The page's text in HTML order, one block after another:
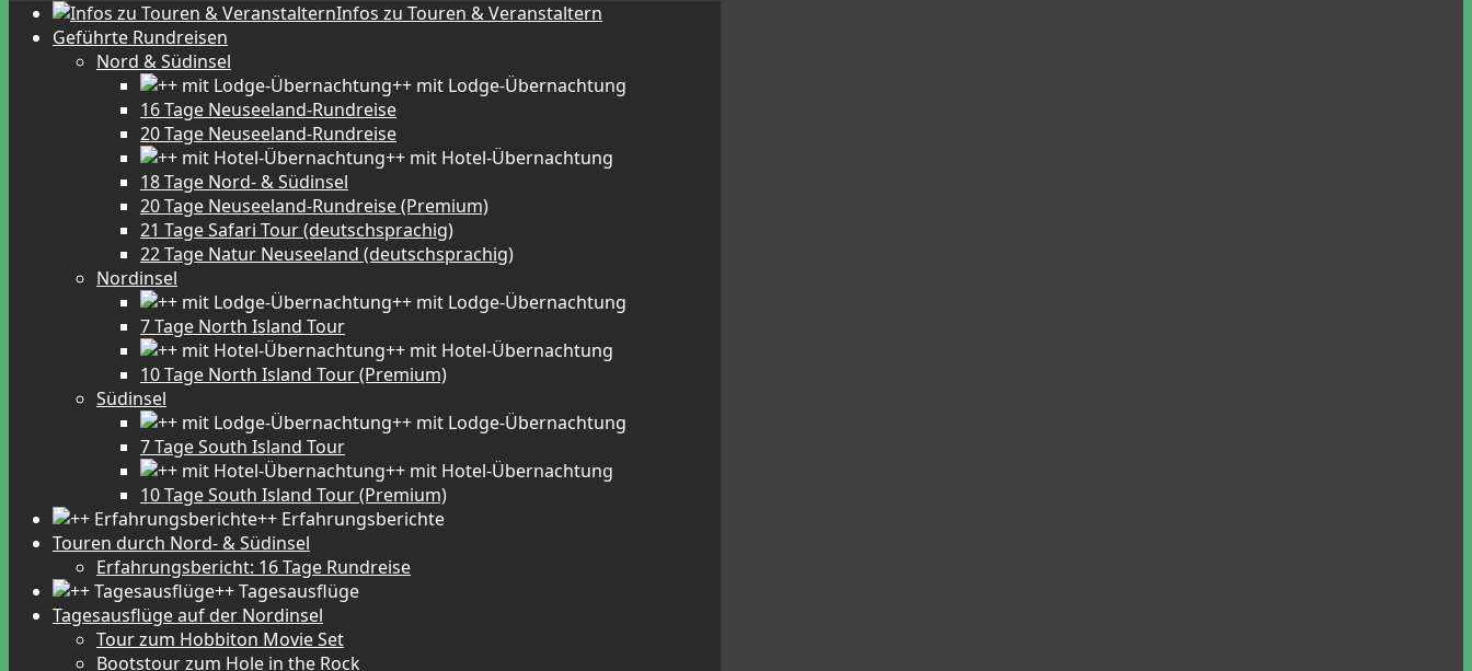
Infos zu Touren & Veranstaltern
Geführte Rundreisen
Nord & Südinsel
++ mit Lodge-Übernachtung
16 Tage Neuseeland-Rundreise
20 Tage Neuseeland-Rundreise
++ mit Hotel-Übernachtung
18 Tage Nord- & Südinsel
20 Tage Neuseeland-Rundreise (Premium)
21 Tage Safari Tour (deutschsprachig)
22 Tage Natur Neuseeland (deutschsprachig)
Nordinsel
++ mit Lodge-Übernachtung
7 Tage North Island Tour
++ mit Hotel-Übernachtung
10 Tage North Island Tour (Premium)
Südinsel
++ mit Lodge-Übernachtung
7 Tage South Island Tour
++ mit Hotel-Übernachtung
10 Tage South Island Tour (Premium)
++ Erfahrungsberichte
Touren durch Nord- & Südinsel
Erfahrungsbericht: 16 Tage Rundreise
++ Tagesausflüge
Tagesausflüge auf der Nordinsel
Tour zum Hobbiton Movie Set
Bootstour zum Hole in the Rock